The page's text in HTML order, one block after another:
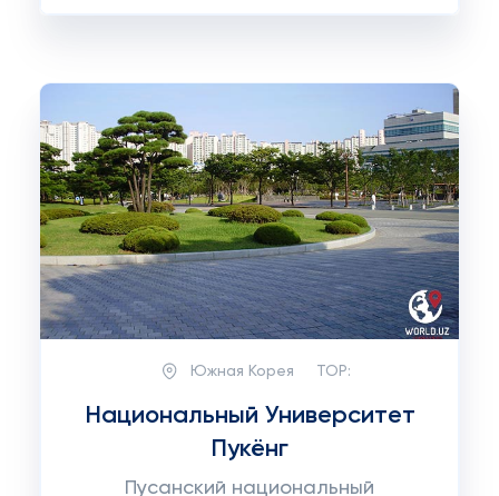
Южная Корея TOP:
Национальный Университет
Пукёнг
Пусанский национальный